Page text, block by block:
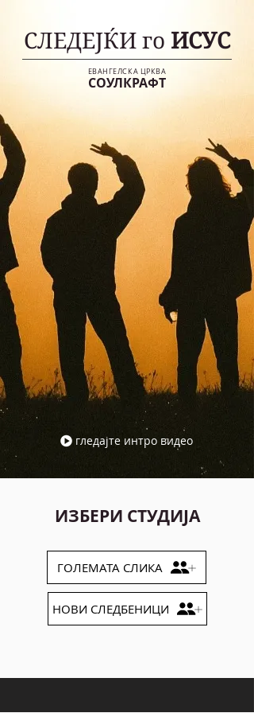
СЛЕДЕЈЌИ го ИСУС
ЕВАНГЕЛСКА ЦРКВА
СОУЛКРАФТ
гледајте интро видео
ИЗБЕРИ СТУДИЈА
ГОЛЕМАТА СЛИКА
НОВИ СЛЕДБЕНИЦИ